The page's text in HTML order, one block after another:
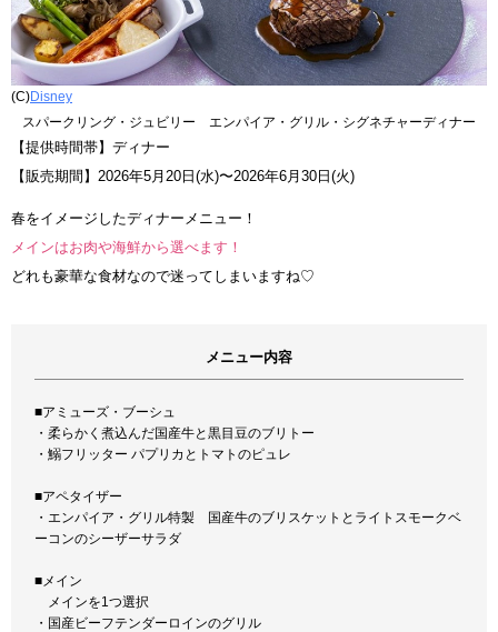
(C)Disney
スパークリング・ジュビリー エンパイア・グリル・シグネチャーディナー
【提供時間帯】ディナー
【販売期間】2026年5月20日(水)〜2026年6月30日(火)
春をイメージしたディナーメニュー！
メインはお肉や海鮮から選べます！
どれも豪華な食材なので迷ってしまいますね♡
メニュー内容
■アミューズ・ブーシュ
・柔らかく煮込んだ国産牛と黒目豆のブリトー
・鰯フリッター パプリカとトマトのピュレ
■アペタイザー
・エンパイア・グリル特製 国産牛のブリスケットとライトスモークベ
ーコンのシーザーサラダ
■メイン
メインを1つ選択
・国産ビーフテンダーロインのグリル